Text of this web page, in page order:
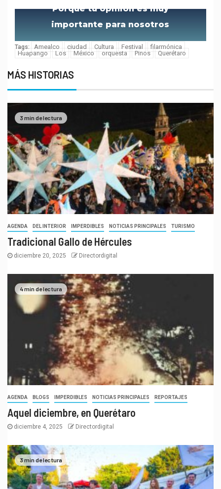
Porque tu opinión es muy
importante para nosotros
Tags: Amealco ciudad Cultura Festival
filarmónica
Huapango
Los México orquesta Pinos Querétaro
MÁS HISTORIAS
3 min de lectura
AGENDA DEL INTERIOR IMPERDIBLES NOTICIAS PRINCIPALES TURISMO
Tradicional Gallo de Hércules
diciembre 20, 2025 Directordigital
4 min de lectura
AGENDA BLOGS IMPERDIBLES NOTICIAS PRINCIPALES REPORTAJES
Aquel diciembre, en Querétaro
diciembre 4, 2025 Directordigital
3 min de lectura